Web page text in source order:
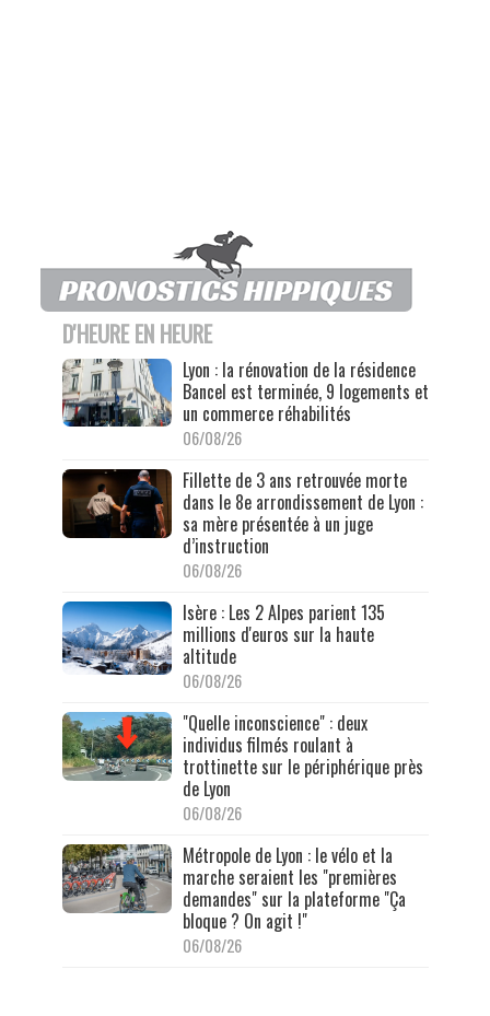
D'HEURE EN HEURE
Lyon : la rénovation de la résidence
Bancel est terminée, 9 logements et
un commerce réhabilités
06/08/26
Fillette de 3 ans retrouvée morte
dans le 8e arrondissement de Lyon :
sa mère présentée à un juge
d’instruction
06/08/26
Isère : Les 2 Alpes parient 135
millions d'euros sur la haute
altitude
06/08/26
"Quelle inconscience" : deux
individus filmés roulant à
trottinette sur le périphérique près
de Lyon
06/08/26
Métropole de Lyon : le vélo et la
marche seraient les "premières
demandes" sur la plateforme "Ça
bloque ? On agit !"
06/08/26